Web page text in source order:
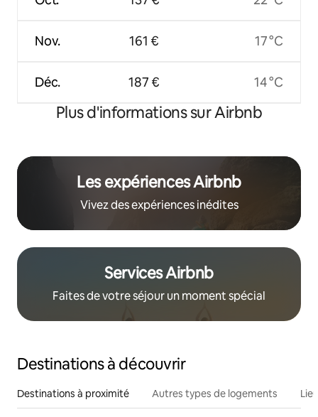
Nov.
Déc.
161 €
187 €
17 °C
14 °C
Plus d'informations sur Airbnb
Les expériences Airbnb
Vivez des expériences inédites
Services Airbnb
Faites de votre séjour un moment spécial
Destinations à découvrir
Destinations à proximité Autres types de logements